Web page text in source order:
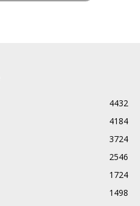
4432
4184
3724
2546
1724
1498